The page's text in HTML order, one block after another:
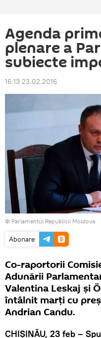
Agenda
plenare a
subiecte
16:13 23.02.2016
© Parlamentul Republicii Moldova
Abonare
Co-raportorii
Adunării
Valentina Leskaj și
întâlnit marţi cu
Andrian Candu.
CHIŞINĂU, 23 feb –